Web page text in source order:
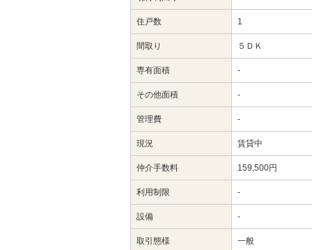
住戸数 1
間取り ５ＤＫ
専有面積 -
その他面積 -
管理費 -
現況 賃貸中
仲介手数料 159,500円
利用制限 -
設備 -
取引態様 一般